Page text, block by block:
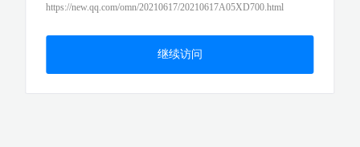
https://new.qq.com/omn/20210617/20210617A05XD700.html
继续访问